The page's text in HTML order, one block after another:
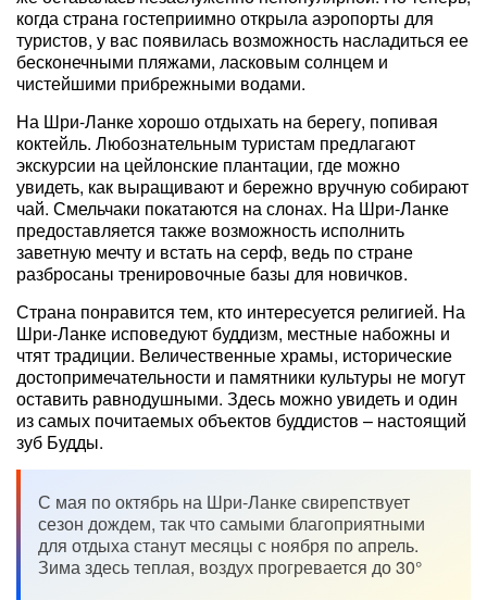
когда страна гостеприимно открыла аэропорты для
туристов, у вас появилась возможность насладиться ее
бесконечными пляжами, ласковым солнцем и
чистейшими прибрежными водами.
На Шри-Ланке хорошо отдыхать на берегу, попивая
коктейль. Любознательным туристам предлагают
экскурсии на цейлонские плантации, где можно
увидеть, как выращивают и бережно вручную собирают
чай. Смельчаки покатаются на слонах. На Шри-Ланке
предоставляется также возможность исполнить
заветную мечту и встать на серф, ведь по стране
разбросаны тренировочные базы для новичков.
Страна понравится тем, кто интересуется религией. На
Шри-Ланке исповедуют буддизм, местные набожны и
чтят традиции. Величественные храмы, исторические
достопримечательности и памятники культуры не могут
оставить равнодушными. Здесь можно увидеть и один
из самых почитаемых объектов буддистов – настоящий
зуб Будды.
С мая по октябрь на Шри-Ланке свирепствует
сезон дождем, так что самыми благоприятными
для отдыха станут месяцы с ноября по апрель.
Зима здесь теплая, воздух прогревается до 30°